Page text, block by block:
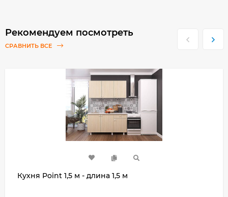
Рекомендуем посмотреть
СРАВНИТЬ ВСЕ
Кухня Point 1,5 м - длина 1,5 м